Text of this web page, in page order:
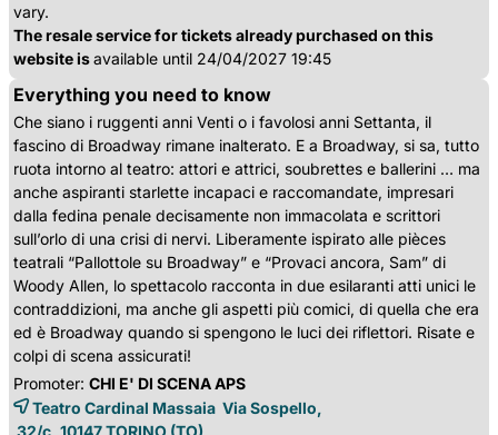
vary.
The resale service for tickets already purchased on this
website isavailable until 24/04/2027 19:45
Everything you need to know
Che siano i ruggenti anni Venti o i favolosi anni Settanta, il
fascino di Broadway rimane inalterato. E a Broadway, si sa, tutto
ruota intorno al teatro: attori e attrici, soubrettes e ballerini … ma
anche aspiranti starlette incapaci e raccomandate, impresari
dalla fedina penale decisamente non immacolata e scrittori
sull’orlo di una crisi di nervi. Liberamente ispirato alle pièces
teatrali “Pallottole su Broadway” e “Provaci ancora, Sam” di
Woody Allen, lo spettacolo racconta in due esilaranti atti unici le
contraddizioni, ma anche gli aspetti più comici, di quella che era
ed è Broadway quando si spengono le luci dei riflettori. Risate e
colpi di scena assicurati!
Promoter: CHI E' DI SCENA APS
Teatro Cardinal Massaia Via Sospello,